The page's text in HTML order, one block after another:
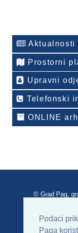
Podaci
Paga
Aktualnosti
Prostorni
Upravni
Telefonski
ONLINE
© Grad Pag,